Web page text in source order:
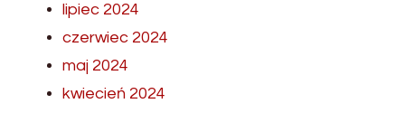
lipiec 2024
czerwiec 2024
maj 2024
kwiecień 2024